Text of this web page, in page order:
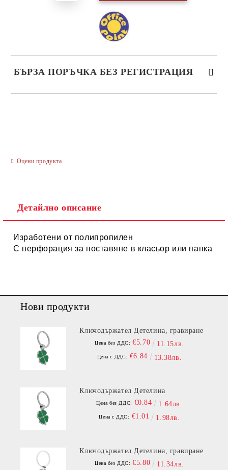
БЪРЗА ПОРЪЧКА БЕЗ РЕГИСТРАЦИЯ
Оцени продукта
Детайлно описание
Изработени от полипропилен
С перфорация за поставяне в класьор или папка
Нови продукти
Ключодържател Детелина, гравиране
Цена без ДДС: €5.70 11.15лв.
Цена с ДДС: €6.84 13.38лв.
Ключодържател Детелина
Цена без ДДС: €0.84 1.64лв.
Цена с ДДС: €1.01 1.98лв.
Ключодържател Детелина, гравиране
Цена без ДДС: €5.80 11.34лв.